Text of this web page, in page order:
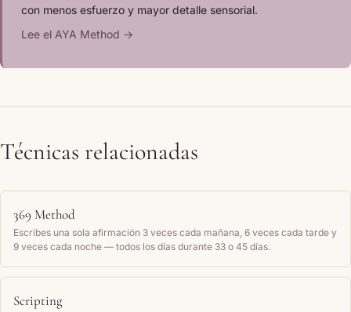
con menos esfuerzo y mayor detalle sensorial.
Lee el AYA Method →
Técnicas relacionadas
369 Method
Escribes una sola afirmación 3 veces cada mañana, 6 veces cada tarde y
9 veces cada noche — todos los días durante 33 o 45 días.
Scripting